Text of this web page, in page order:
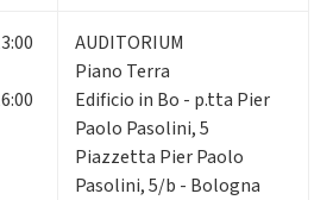
AUDITORIUM
Piano Terra
Edificio in Bo - p.tta Pier
Paolo Pasolini, 5
Piazzetta Pier Paolo
Pasolini, 5/b - Bologna